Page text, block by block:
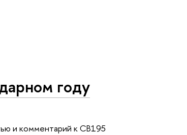
году
и комментарий к CB195